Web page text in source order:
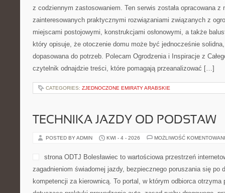
z codziennym zastosowaniem. Ten serwis została opracowana
zainteresowanych praktycznymi rozwiązaniami związanych z
miejscami postojowymi, konstrukcjami osłonowymi, a także
który opisuje, że otoczenie domu może być jednocześnie
dopasowana do potrzeb. Polecam Ogrodzenia i Inspiracje z
czytelnik odnajdzie treści, które pomagają przeanalizować […]
CATEGORIES: ZJEDNOCZONE EMIRATY ARABSKIE
TECHNIKA JAZDY OD PODSTAW
POSTED BY ADMIN KWI - 4 - 2026 MOŻLIWOŚĆ
strona ODTJ Bolesławiec to wartościowa przestrzeń
zagadnieniom świadomej jazdy, bezpiecznego poruszania się po
kompetencji za kierownicą. To portal, w którym odbiorca otrzyma